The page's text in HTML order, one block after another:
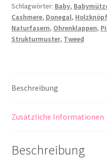
Schlagwörter: Baby,
Cashmere, Donegal,
Naturfasern, Ohrenklappen,
Strukturmuster, Tweed
Beschreibung
Zusätzliche Informationen
Beschreibung